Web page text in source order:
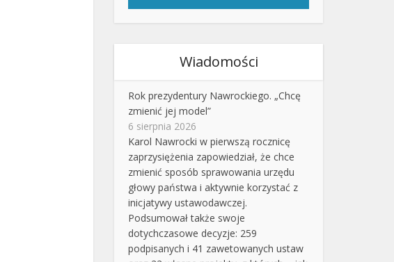
Wiadomości
Rok prezydentury Nawrockiego. „Chcę
zmienić jej model”
6 sierpnia 2026
Karol Nawrocki w pierwszą rocznicę
zaprzysiężenia zapowiedział, że chce
zmienić sposób sprawowania urzędu
głowy państwa i aktywnie korzystać z
inicjatywy ustawodawczej.
Podsumował także swoje
dotychczasowe decyzje: 259
podpisanych i 41 zawetowanych ustaw